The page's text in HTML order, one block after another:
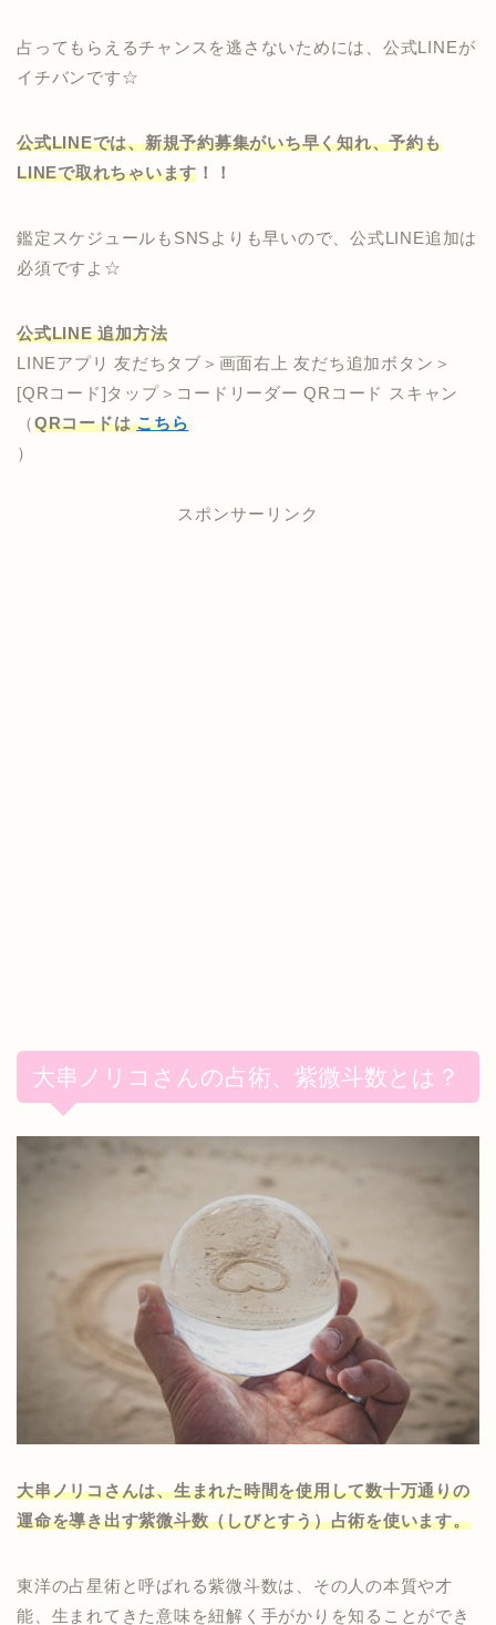
占ってもらえるチャンスを逃さないためには、公式LINEが
イチバンです☆
公式LINEでは、新規予約募集がいち早く知れ、予約も
LINEで取れちゃいます ！！
鑑定スケジュールもSNSよりも早いので、公式LINE追加は
必須ですよ☆
公式LINE 追加方法
LINEアプリ 友だちタブ＞画面右上 友だち追加ボタン＞
[QRコード]タップ＞コードリーダー QRコード スキャン
（QRコードはこちら
）
スポンサーリンク
大串ノリコさんの占術、紫微斗数とは？
大串ノリコさんは、生まれた時間を使用して数十万通りの
運命を導き出す紫微斗数（しびとすう）占術を使います。
東洋の占星術と呼ばれる紫微斗数は、その人の本質や才
能、生まれてきた意味を紐解く手がかりを知ることができ